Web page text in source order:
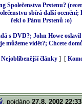
Společenstva Prstenu?
sbírá další
řekl o Pánu Prstenů :o)
s DVD?; John Howe
můžeme vidět?; Chcete
Nejoblíbenější články ] [
, poidáno 27.8. 2002